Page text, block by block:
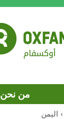
من نحن
› اليمن